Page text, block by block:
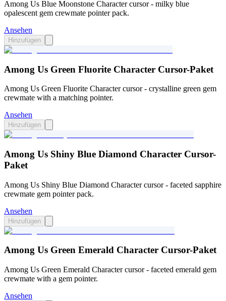
Among Us Blue Moonstone Character cursor - milky blue
opalescent gem crewmate pointer pack.
Ansehen
Hinzufügen
Among Us Green Fluorite Character Cursor-Paket
Among Us Green Fluorite Character cursor - crystalline green gem
crewmate with a matching pointer.
Ansehen
Hinzufügen
Among Us Shiny Blue Diamond Character Cursor-
Paket
Among Us Shiny Blue Diamond Character cursor - faceted sapphire
crewmate gem pointer pack.
Ansehen
Hinzufügen
Among Us Green Emerald Character Cursor-Paket
Among Us Green Emerald Character cursor - faceted emerald gem
crewmate with a gem pointer.
Ansehen